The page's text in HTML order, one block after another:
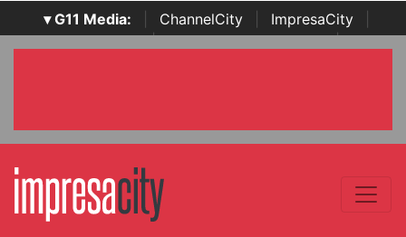
▾ G11 Media: ChannelCity ImpresaCity
SecurityOpenLab | Italian Channel Awards | Italian